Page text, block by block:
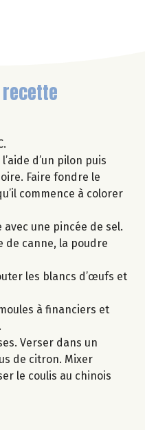
recette
d’un pilon puis
Faire fondre le
commence à colorer
une pincée de sel.
de canne, la poudre
les blancs d’œufs et
à financiers et
Verser dans un
de citron. Mixer
le coulis au chinois